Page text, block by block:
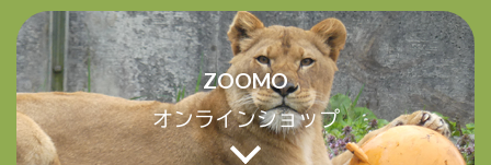
ZOOMO
オンラインショップ